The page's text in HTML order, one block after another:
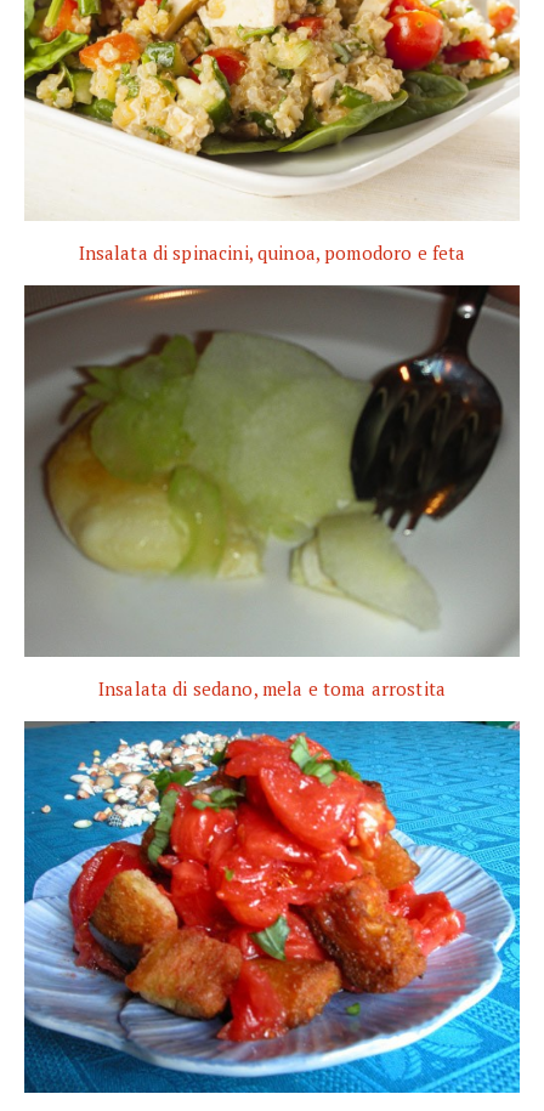
Insalata di spinacini, quinoa, pomodoro e feta
Insalata di sedano, mela e toma arrostita